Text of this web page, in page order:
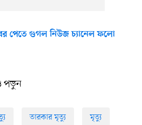
পেতে গুগল নিউজ চ্যানেল ফলো
পড়ুন
তারকার মৃত্যু মৃত্যু